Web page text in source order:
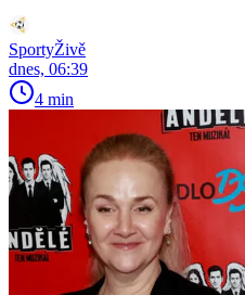
SportyŽivě
dnes, 06:39
4 min